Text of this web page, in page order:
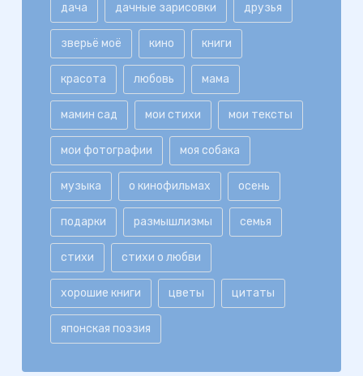
дача дачные зарисовки друзья
зверьё моё кино книги
красота любовь мама
мамин сад мои стихи мои тексты
мои фотографии моя собака
музыка о кинофильмах осень
подарки размышлизмы семья
стихи стихи о любви
хорошие книги цветы цитаты
японская поэзия